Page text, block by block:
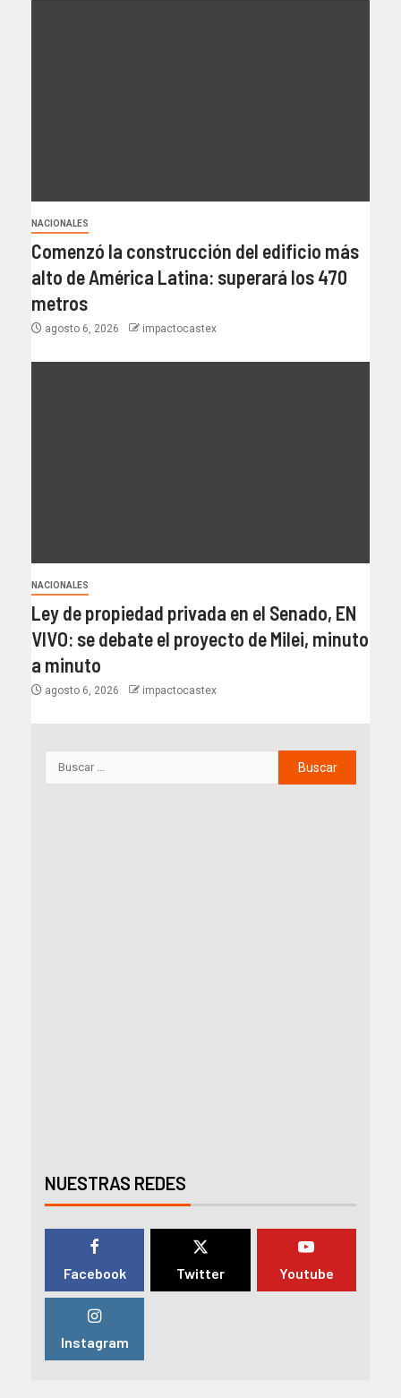
NACIONALES
Comenzó la construcción del edificio más
alto de América Latina: superará los 470
metros
agosto 6, 2026 impactocastex
NACIONALES
Ley de propiedad privada en el Senado, EN
VIVO: se debate el proyecto de Milei, minuto
a minuto
agosto 6, 2026 impactocastex
NUESTRAS REDES
Facebook Twitter Youtube
Instagram